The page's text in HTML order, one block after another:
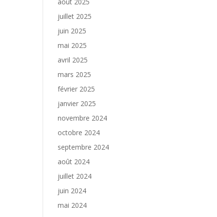
juillet 2025
juin 2025
mai 2025
avril 2025
mars 2025
février 2025
janvier 2025
novembre 2024
octobre 2024
septembre 2024
août 2024
juillet 2024
juin 2024
mai 2024